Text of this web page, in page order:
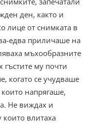
ден, както и
лице от снимката в
едва приличаше на
мъхообразните
гъстите му почти
когато се учудваше
напрягаше,
Не виждах и
влитаха